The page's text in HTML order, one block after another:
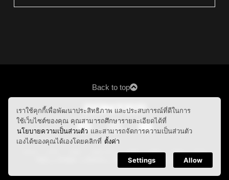
Back to top
368K 368G 368D
350E
About Us Contact us
Copyright © 2026 | Dynamic motor (Thailand) Co.Ltd. All rights reserved
เราใช้คุกกี้เพื่อพัฒนาประสิทธิภาพ และประสบการณ์ที่ดีในการ
ใช้เว็บไซต์ของคุณ คุณสามารถศึกษารายละเอียดได้ที่
นโยบายความเป็นส่วนตัว และสามารถจัดการความเป็นส่วนตัว
เองได้ของคุณได้เองโดยคลิกที่ ตั้งค่า
Settings Allow